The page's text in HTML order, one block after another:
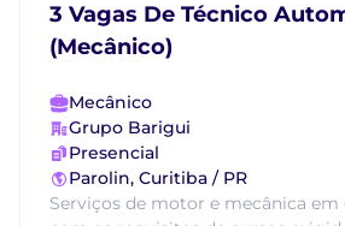
3 Vagas De Técnico
(Mecânico)
Mecânico
Grupo Barigui
Presencial
Parolin, Curitiba / PR
Serviços de motor e mecânica em